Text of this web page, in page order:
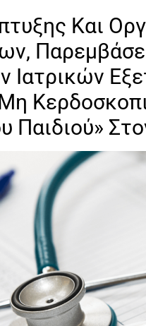
Και
Ιατρικών
Παιδιού»